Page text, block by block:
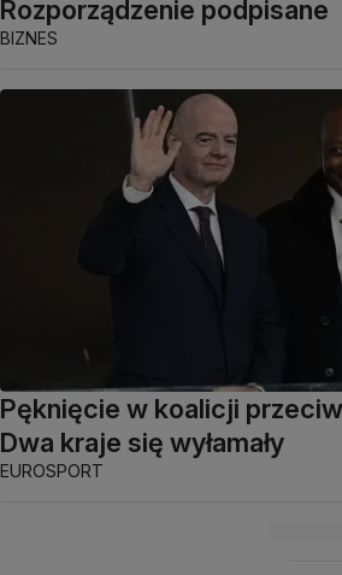
Rozporządzenie podpisane
BIZNES
Pęknięcie w koalicji
Dwa kraje się wyłamały
EUROSPORT